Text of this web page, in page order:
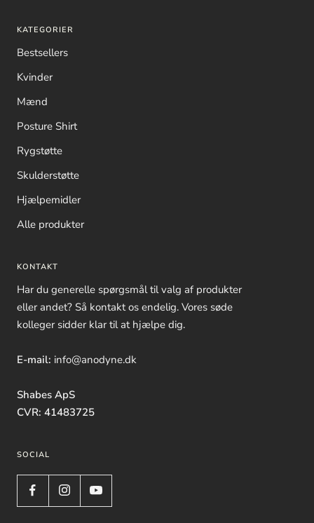
KATEGORIER
Bestsellers
Kvinder
Mænd
Posture Shirt
Rygstøtte
Skulderstøtte
Hjælpemidler
Alle produkter
KONTAKT
Har du generelle spørgsmål til valg af produkter
eller andet? Så kontakt os endelig. Vores søde
kolleger sidder klar til at hjælpe dig.
E-mail: info@anodyne.dk
Shabes ApS
CVR: 41483725
SOCIAL